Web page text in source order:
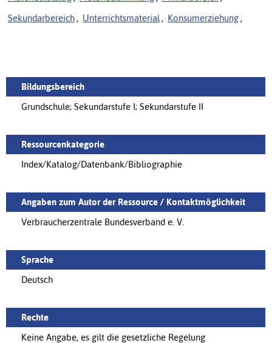
Sekundarbereich , Unterrichtsmaterial , Konsumerziehung ,
Bildungsbereich
Grundschule; Sekundarstufe I; Sekundarstufe II
Ressourcenkategorie
Index/Katalog/Datenbank/Bibliographie
Angaben zum Autor der Ressource / Kontaktmöglichkeit
Verbraucherzentrale Bundesverband e. V.
Sprache
Deutsch
Rechte
Keine Angabe, es gilt die gesetzliche Regelung